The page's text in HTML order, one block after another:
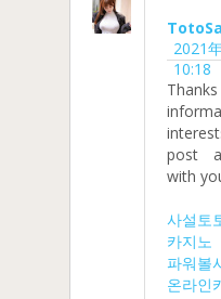
2021
10:18
post
with
사설토
카지노
파워볼
온라인